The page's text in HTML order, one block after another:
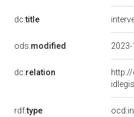
dc:title
ods:modified
dc:relation
rdf:type